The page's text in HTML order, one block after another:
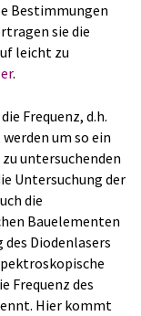
Bestimmungen
sie die
leicht zu
.
Frequenz, d.h.
um so ein
untersuchenden
Untersuchung der
die
Bauelementen
Diodenlasers
Frequenz des
Hier kommt